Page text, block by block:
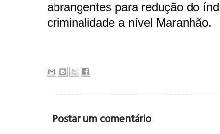
abrangentes para redução do
criminalidade a nível Maranhão.
Postar um comentário